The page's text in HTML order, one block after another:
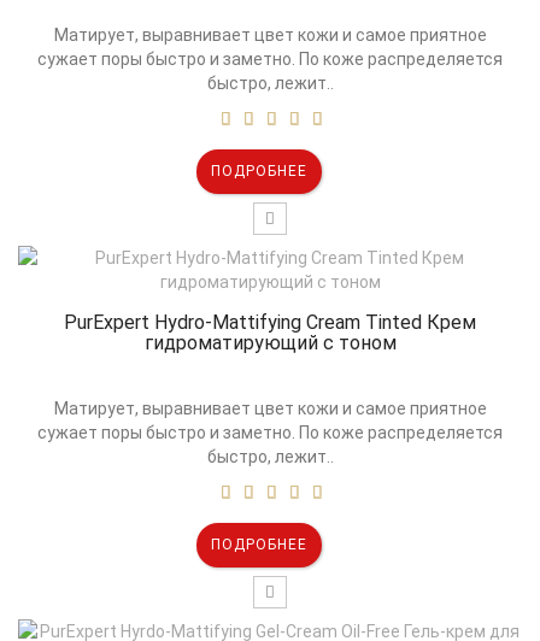
Матирует, выравнивает цвет кожи и самое приятное
сужает поры быстро и заметно. По коже распределяется
быстро, лежит..
ПОДРОБНЕЕ
PurExpert Hydro-Mattifying Cream Tinted Крем
гидроматирующий с тоном
Матирует, выравнивает цвет кожи и самое приятное
сужает поры быстро и заметно. По коже распределяется
быстро, лежит..
ПОДРОБНЕЕ